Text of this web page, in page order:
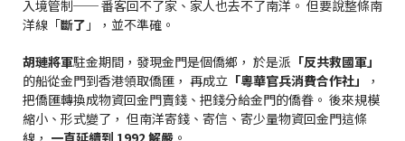
入境管制── 番客回不了家、家人也去不了南洋。 但要說整條南
洋線「斷了 」，並不準確。
胡璉將軍駐金期間，發現金門是個僑鄉， 於是派 「反共救國軍」
的船從金門到香港領取僑匯， 再成立 「粵華官兵消費合作社」
，
把僑匯轉換成物資回金門賣錢、把錢分給金門的僑眷。 後來規模
縮小、形式變了， 但南洋寄錢、寄信、寄少量物資回金門這條